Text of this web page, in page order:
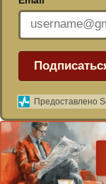
Предоставлено